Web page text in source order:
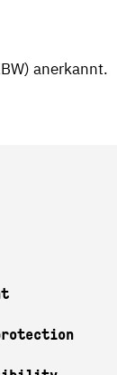
anerkannt.